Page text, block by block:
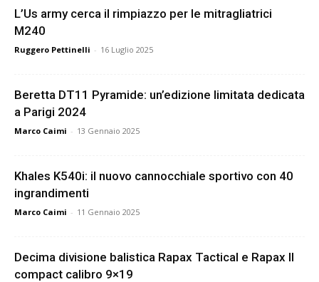
L’Us army cerca il rimpiazzo per le mitragliatrici
M240
Ruggero Pettinelli - 16 Luglio 2025
Beretta DT11 Pyramide: un’edizione limitata dedicata
a Parigi 2024
Marco Caimi - 13 Gennaio 2025
Khales K540i: il nuovo cannocchiale sportivo con 40
ingrandimenti
Marco Caimi - 11 Gennaio 2025
Decima divisione balistica Rapax Tactical e Rapax II
compact calibro 9×19